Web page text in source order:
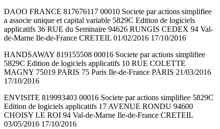
DAOO FRANCE 817676117 00010 Societe par actions simplifiee
a associe unique et capital variable 5829C Edition de logiciels
applicatifs 36 RUE du Seminaire 94626 RUNGIS CEDEX 94 Val-
de-Marne Ile-de-France CRETEIL 01/02/2016 17/10/2016
HANDSAWAY 819155508 00016 Societe par actions simplifiee
5829C Edition de logiciels applicatifs 10 RUE COLETTE
MAGNY 75019 PARIS 75 Paris Ile-de-France PARIS 21/03/2016
17/10/2016
ENVISITE 819993403 00016 Societe par actions simplifiee 5829C
Edition de logiciels applicatifs 17 AVENUE RONDU 94600
CHOISY LE ROI 94 Val-de-Marne Ile-de-France CRETEIL
03/05/2016 17/10/2016